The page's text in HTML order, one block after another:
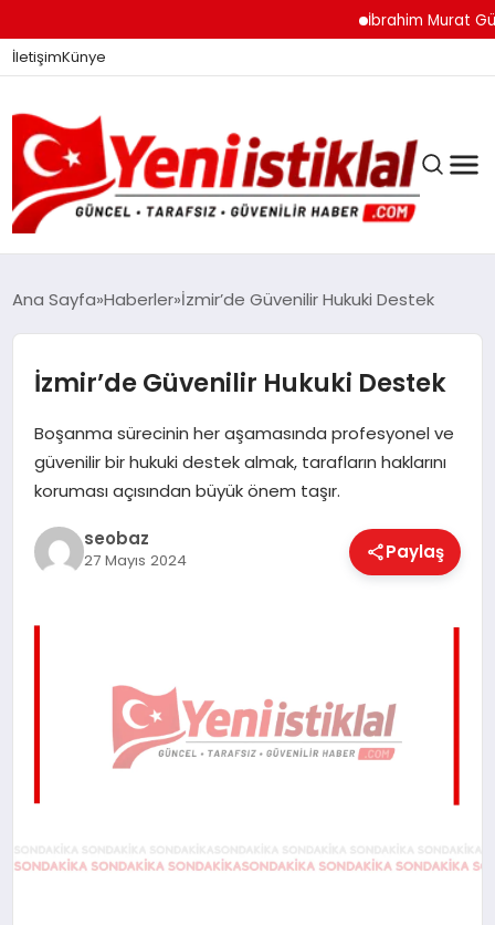
İbrahim Murat
İletişimKünye
DÜNYA
Ana Sayfa Haberler İzmir’de Güvenilir Hukuki Destek
İzmir’de Güvenilir Hukuki Destek
Boşanma sürecinin her aşamasında profesyonel ve
güvenilir bir hukuki destek almak, tarafların haklarını
koruması açısından büyük önem taşır.
seobaz
27 Mayıs 2024 Paylaş